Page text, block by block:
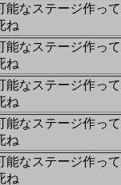
能なステージ作っ
ね
能なステージ作っ
ね
能なステージ作っ
ね
能なステージ作っ
ね
能なステージ作っ
ね